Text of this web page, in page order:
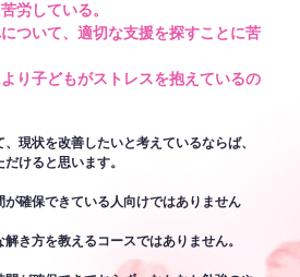
労している。
ついて、適切な支援を探すことに苦
り子どもがストレスを抱えているの
現状を改善したいと考えているならば、
けると思います。
確保できている人向けではありません
き方を教えるコースではありません。